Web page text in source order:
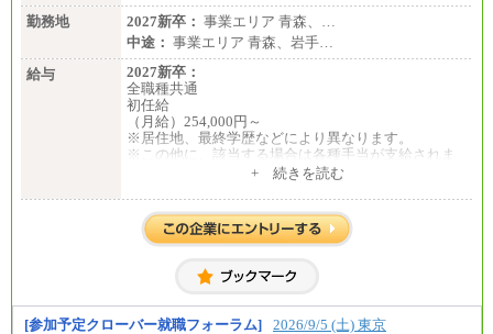
勤務地
2027新卒： 事業エリア 青森、…
中途： 事業エリア 青森、岩手…
給与
2027新卒：
全職種共通
初任給
（月給）254,000円～
※居住地、最終学歴などにより異なります。
※この他に、該当する場合は各種手当が支給されま
中途：
全職種共通
※居住地、年齢により異なります。
※この他に、該当する場合は各種手当が支給されま
す。
※試用期間中も給与に変更はございません
+ 続きを読む
[参加予定クローバー就職フォーラム] 2026/9/5 (土) 東京